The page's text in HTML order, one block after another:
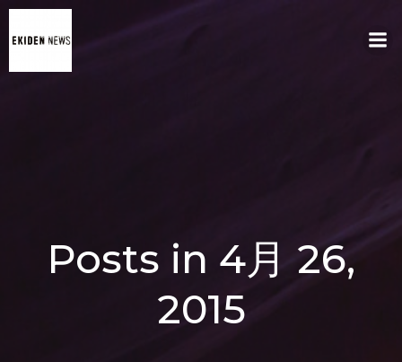
Posts in 4月 26,
2015